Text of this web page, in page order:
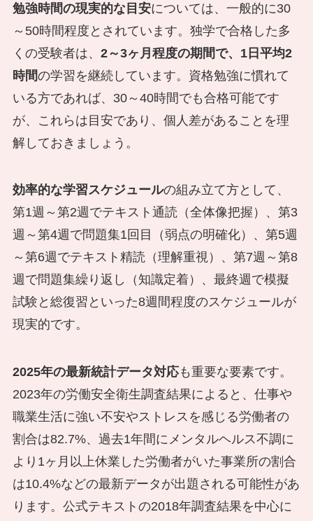
勉強時間の現実的な目安については、一般的に30
～50時間程度とされています。独学で合格した多
くの受験者は、 2～3ヶ月程度の期間で、1日平均2
時間の学習を継続しています。資格勉強に慣れて
いる方であれば、30～40時間でも合格可能です
が、これらは目安であり、個人差があることを理
解しておきましょう。
効率的な学習スケジュールの組み立て方として、
第1週～第2週でテキスト通読（全体像把握）、第3
週～第4週で問題集1回目（弱点の明確化）、第5週
～第6週でテキスト精読（理解重視）、第7週～第8
週で問題集繰り返し（知識定着）、最終週で模擬
試験と総復習といった8週間程度のスケジュールが
現実的です。
2025年の最新統計データ対応も重要な要素です。
2023年の労働安全衛生調査結果によると、仕事や
職業生活に強い不安やストレスを感じる労働者の
割合は82.7%、過去1年間にメンタルヘルス不調に
より1ヶ月以上休業した労働者がいた事業所の割合
は10.4%などの最新データが出題される可能性があ
ります。公式テキストの2018年調査結果を中心に